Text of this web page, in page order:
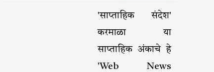
'साप्ताहिक संदेश'
करमाळा या
साप्ताहिक अंकाचे हे
'Web News